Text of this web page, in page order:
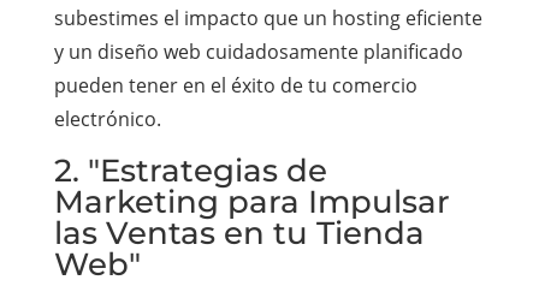
subestimes el impacto que un hosting eficiente
y un diseño web cuidadosamente planificado
pueden tener en el éxito de tu comercio
electrónico.
2. "Estrategias de
Marketing para Impulsar
las Ventas en tu Tienda
Web"